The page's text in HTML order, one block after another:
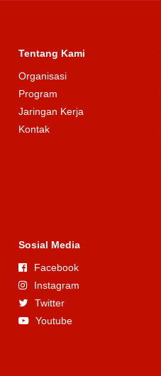
Tentang Kami
Organisasi
Program
Jaringan Kerja
Kontak
Sosial Media
Facebook
Instagram
Twitter
Youtube